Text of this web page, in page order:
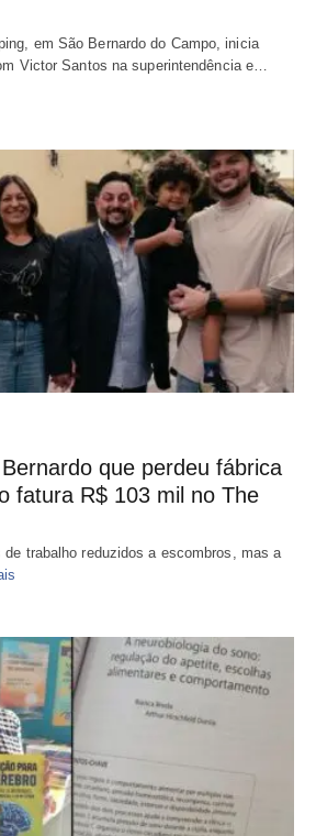
em São Bernardo do Campo, inicia
Victor Santos na superintendência e…
que perdeu fábrica
fatura R$ 103 mil no The
de trabalho reduzidos a escombros, mas a